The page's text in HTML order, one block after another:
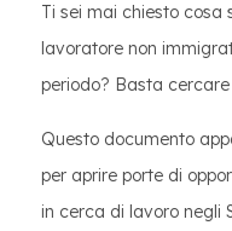
Ti sei mai chiesto cosa
lavoratore non
periodo? Basta
Questo documento
per aprire porte di
in cerca di lavoro negli